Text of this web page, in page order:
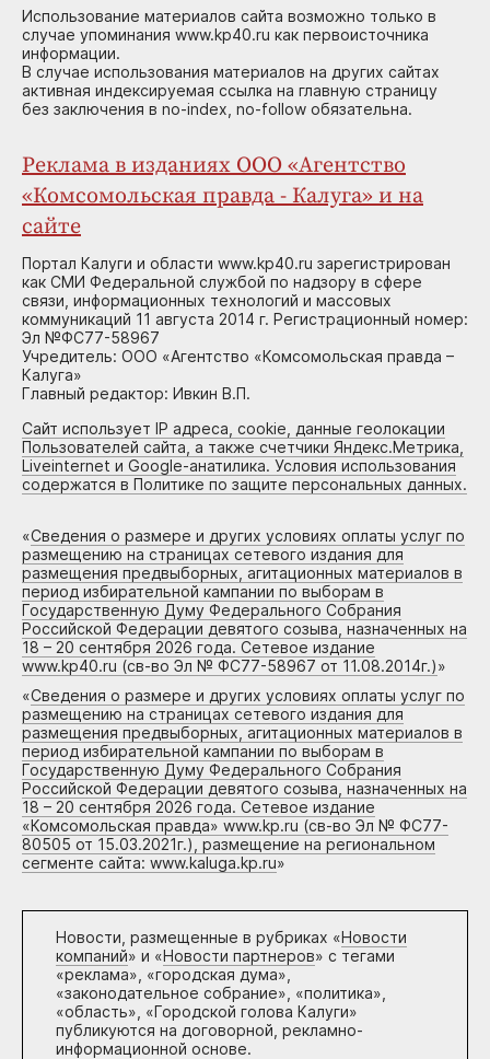
Использование материалов сайта возможно только в
случае упоминания www.kp40.ru как первоисточника
информации.
В случае использования материалов на других сайтах
активная индексируемая ссылка на главную страницу
без заключения в no-index, no-follow обязательна.
Реклама в изданиях ООО «Агентство
«Комсомольская правда - Калуга» и на
сайте
Портал Калуги и области www.kp40.ru зарегистрирован
как СМИ Федеральной службой по надзору в сфере
связи, информационных технологий и массовых
коммуникаций 11 августа 2014 г. Регистрационный номер:
Эл №ФС77-58967
Учредитель: ООО «Агентство «Комсомольская правда –
Калуга»
Главный редактор: Ивкин В.П.
Сайт использует IP адреса, cookie, данные геолокации
Пользователей сайта, а также счетчики Яндекс.Метрика,
Liveinternet и Google-анатилика. Условия использования
содержатся в Политике по защите персональных данных.
«Сведения о размере и других условиях оплаты услуг по
размещению на страницах сетевого издания для
размещения предвыборных, агитационных материалов в
период избирательной кампании по выборам в
Государственную Думу Федерального Собрания
Российской Федерации девятого созыва, назначенных на
18 – 20 сентября 2026 года. Сетевое издание
www.kp40.ru (св-во Эл № ФС77-58967 от 11.08.2014г.)»
«Сведения о размере и других условиях оплаты услуг по
размещению на страницах сетевого издания для
размещения предвыборных, агитационных материалов в
период избирательной кампании по выборам в
Государственную Думу Федерального Собрания
Российской Федерации девятого созыва, назначенных на
18 – 20 сентября 2026 года. Сетевое издание
«Комсомольская правда» www.kp.ru (св-во Эл № ФС77-
80505 от 15.03.2021г.), размещение на региональном
сегменте сайта: www.kaluga.kp.ru»
Новости, размещенные в рубриках «Новости
компаний» и «Новости партнеров» с тегами
«реклама», «городская дума»,
«законодательное собрание», «политика»,
«область», «Городской голова Калуги»
публикуются на договорной, рекламно-
информационной основе.